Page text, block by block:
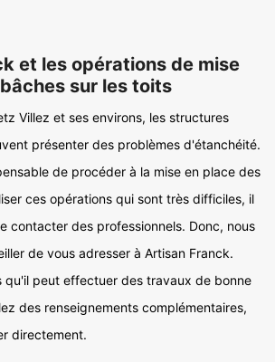
et les opérations de mise
sur les toits
Villez et ses environs, les structures
présenter des problèmes d'étanchéité.
de procéder à la mise en place des
ces opérations qui sont très difficiles, il
contacter des professionnels. Donc, nous
de vous adresser à Artisan Franck.
qu'il peut effectuer des travaux de bonne
des renseignements complémentaires,
directement.